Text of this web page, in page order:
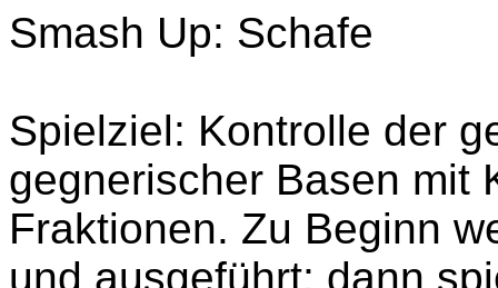
Smash Up: Schafe
Spielziel: Kontrolle der
gegnerischer Basen mit
Fraktionen. Zu Beginn
und ausgeführt; dann